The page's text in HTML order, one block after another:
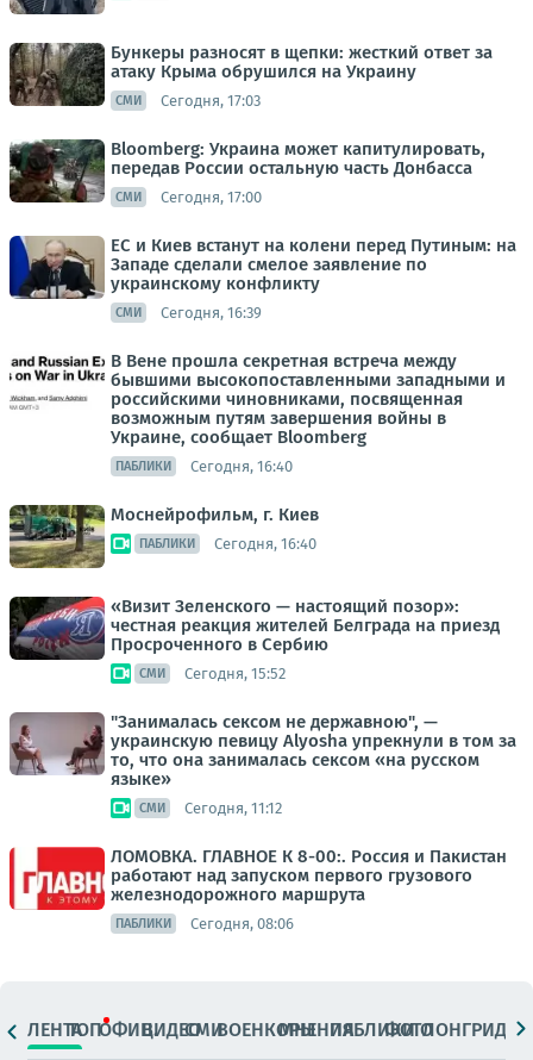
Бункеры разносят в щепки: жесткий ответ за
атаку Крыма обрушился на Украину
СМИ Сегодня, 17:03
Bloomberg: Украина может капитулировать,
передав России остальную часть Донбасса
СМИ Сегодня, 17:00
ЕС и Киев встанут на колени перед Путиным: на
Западе сделали смелое заявление по
украинскому конфликту
СМИ Сегодня, 16:39
В Вене прошла секретная встреча между
бывшими высокопоставленными западными и
российскими чиновниками, посвященная
возможным путям завершения войны в
Украине, сообщает Bloomberg
ПАБЛИКИ Сегодня, 16:40
Моснейрофильм, г. Киев
ПАБЛИКИ Сегодня, 16:40
«Визит Зеленского — настоящий позор»:
честная реакция жителей Белграда на приезд
Просроченного в Сербию
СМИ Сегодня, 15:52
"Занималась сексом не державною", —
украинскую певицу Alyosha упрекнули в том за
то, что она занималась сексом «на русском
языке»
СМИ Сегодня, 11:12
ЛОМОВКА. ГЛАВНОЕ К 8-00:. Россия и Пакистан
работают над запуском первого грузового
железнодорожного маршрута
ПАБЛИКИ Сегодня, 08:06
ЛЕНТАТОПОФИЦ.ВИДЕОСМИВОЕНКОРЫМНЕНИЯПАБЛИКИ
ФОТОЛОНГРИДЫ